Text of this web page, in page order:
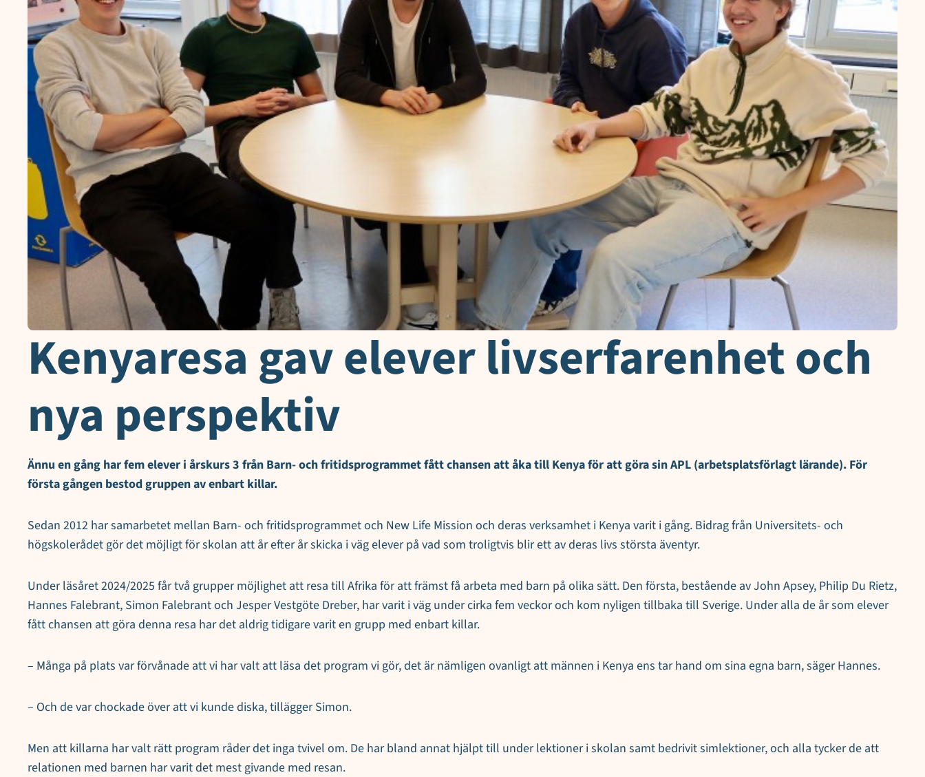
Kenyaresa gav elever livserfarenhet och
nya perspektiv
Ännu en gång har fem elever i årskurs 3 från Barn- och fritidsprogrammet fått chansen att åka till Kenya för att göra sin APL (arbetsplatsförlagt lärande). För
första gången bestod gruppen av enbart killar.
Sedan 2012 har samarbetet mellan Barn- och fritidsprogrammet och New Life Mission och deras verksamhet i Kenya varit i gång. Bidrag från Universitets- och
högskolerådet gör det möjligt för skolan att år efter år skicka i väg elever på vad som troligtvis blir ett av deras livs största äventyr.
Under läsåret 2024/2025 får två grupper möjlighet att resa till Afrika för att främst få arbeta med barn på olika sätt. Den första, bestående av John Apsey, Philip Du Rietz,
Hannes Falebrant, Simon Falebrant och Jesper Vestgöte Dreber, har varit i väg under cirka fem veckor och kom nyligen tillbaka till Sverige. Under alla de år som elever
fått chansen att göra denna resa har det aldrig tidigare varit en grupp med enbart killar.
– Många på plats var förvånade att vi har valt att läsa det program vi gör, det är nämligen ovanligt att männen i Kenya ens tar hand om sina egna barn, säger Hannes.
– Och de var chockade över att vi kunde diska, tillägger Simon.
Men att killarna har valt rätt program råder det inga tvivel om. De har bland annat hjälpt till under lektioner i skolan samt bedrivit simlektioner, och alla tycker de att
relationen med barnen har varit det mest givande med resan.